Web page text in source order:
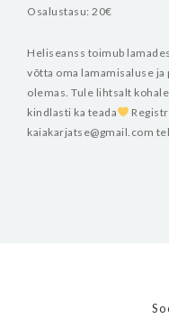
Osalustasu: 20€
Heliseanss toimub
võtta oma lamamisaluse ja
olemas. Tule lihtsalt
kindlasti ka teada
kaiakarjatse@gmail.com